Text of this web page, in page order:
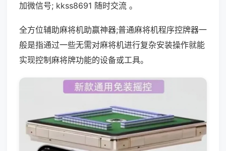
加微信号; kkss8691 随时交流 。
全方位辅助麻将机助赢神器;普通麻将机程序控牌器一
般是指通过一些无需对麻将机进行复杂安装操作就能
实现控制麻将牌功能的设备或工具。